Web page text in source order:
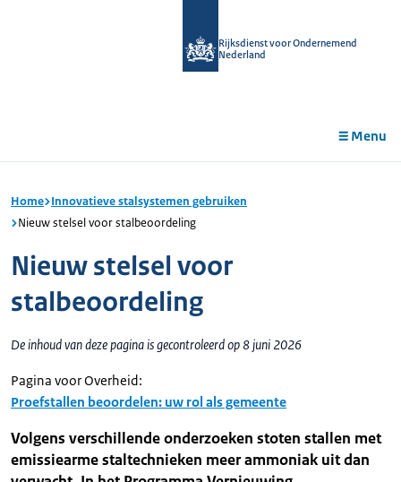
Rijksdienst voor Ondernemend
Nederland
Menu
Home Innovatieve stalsystemen gebruiken
Nieuw stelsel voor stalbeoordeling
Nieuw stelsel voor
stalbeoordeling
De inhoud van deze pagina is gecontroleerd op 8 juni 2026
Pagina voor Overheid:
Proefstallen beoordelen: uw rol als gemeente
Volgens verschillende onderzoeken stoten stallen met
emissiearme staltechnieken meer ammoniak uit dan